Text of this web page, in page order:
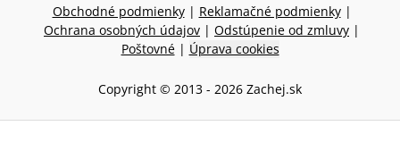
Obchodné podmienky | Reklamačné podmienky |
Ochrana osobných údajov | Odstúpenie od zmluvy |
Poštovné | Úprava cookies
Copyright © 2013 - 2026 Zachej.sk